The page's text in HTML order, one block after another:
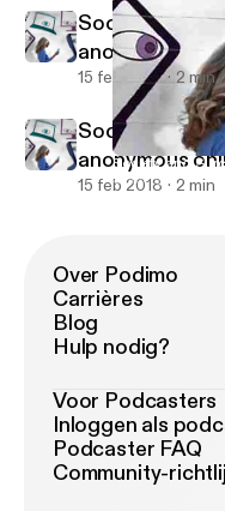
Society and
Society and
Society and
anonymous
15 feb 2018 2 min
Society and
anonymous
15 feb 2018 2 min
Over Podimo
Carrières
Blog
Hulp nodig?
Voor Podcasters
Inloggen als
Podcaster FAQ
Community-